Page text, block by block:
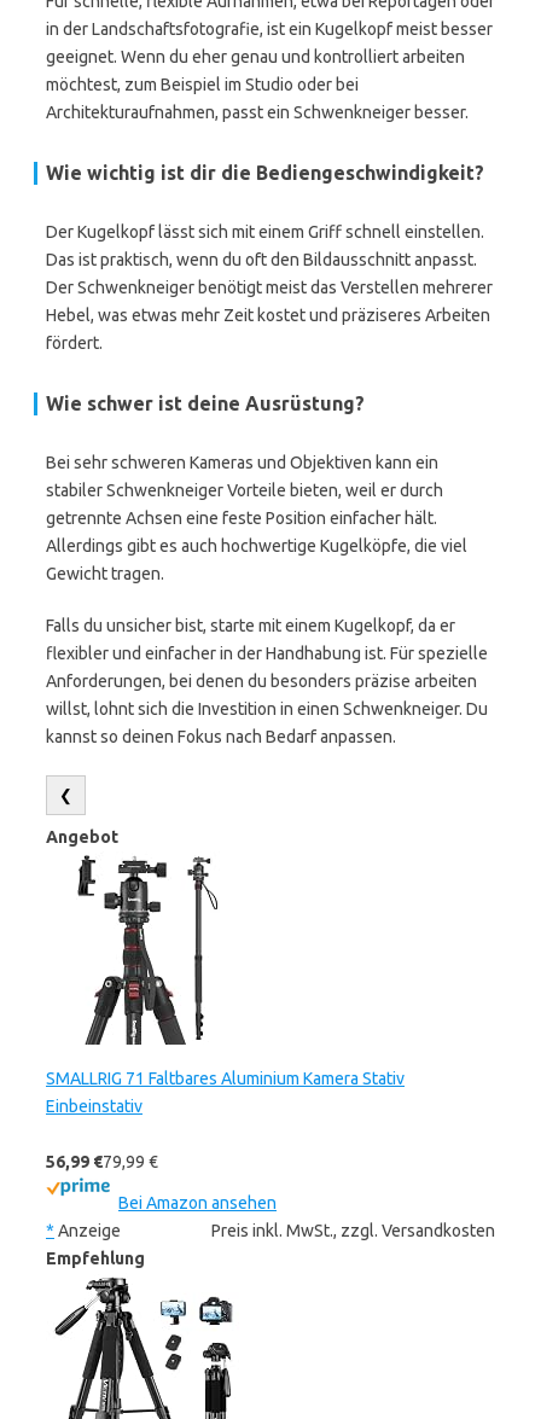
in der Landschaftsfotografie, ist ein Kugelkopf meist besser
geeignet. Wenn du eher genau und kontrolliert arbeiten
möchtest, zum Beispiel im Studio oder bei
Architekturaufnahmen, passt ein Schwenkneiger besser.
Wie wichtig ist dir die Bediengeschwindigkeit?
Der Kugelkopf lässt sich mit einem Griff schnell einstellen.
Das ist praktisch, wenn du oft den Bildausschnitt anpasst.
Der Schwenkneiger benötigt meist das Verstellen mehrerer
Hebel, was etwas mehr Zeit kostet und präziseres Arbeiten
fördert.
Wie schwer ist deine Ausrüstung?
Bei sehr schweren Kameras und Objektiven kann ein
stabiler Schwenkneiger Vorteile bieten, weil er durch
getrennte Achsen eine feste Position einfacher hält.
Allerdings gibt es auch hochwertige Kugelköpfe, die viel
Gewicht tragen.
Falls du unsicher bist, starte mit einem Kugelkopf, da er
flexibler und einfacher in der Handhabung ist. Für spezielle
Anforderungen, bei denen du besonders präzise arbeiten
willst, lohnt sich die Investition in einen Schwenkneiger. Du
kannst so deinen Fokus nach Bedarf anpassen.
❮
Angebot
SMALLRIG 71 Faltbares Aluminium Kamera Stativ
Einbeinstativ
56,99 €79,99 €
Bei Amazon ansehen
* Anzeige
Preis inkl. MwSt., zzgl. Versandkosten
Empfehlung